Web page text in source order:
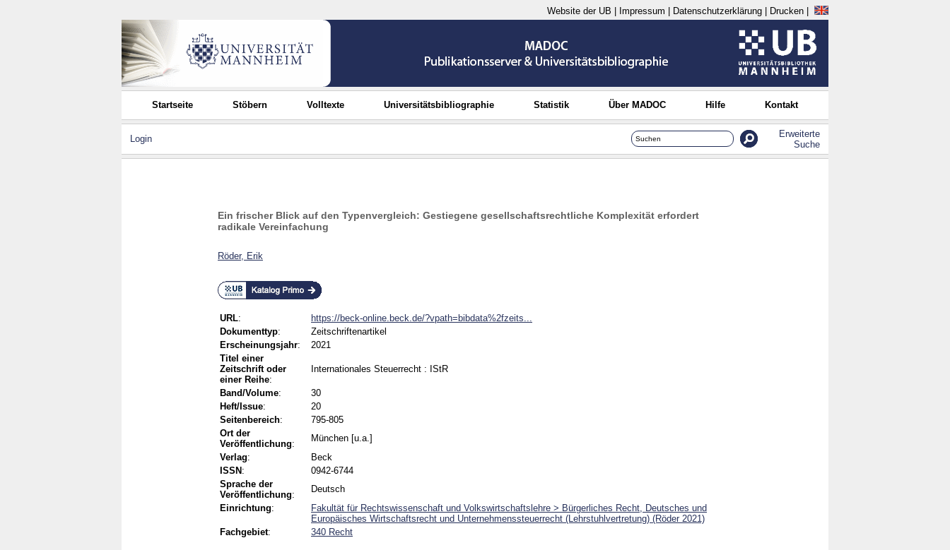
Website der UB Impressum Datenschutzerklärung Drucken
Startseite Stöbern Volltexte Universitätsbibliographie Statistik Über MADOC Hilfe Kontakt
Login
Erweiterte
Suche
Ein frischer Blick auf den Typenvergleich: Gestiegene gesellschaftsrechtliche Komplexität erfordert
radikale Vereinfachung
Röder, Erik
URL:
https://beck-online.beck.de/?vpath=bibdata%2fzeits...
Dokumenttyp:
Zeitschriftenartikel
Erscheinungsjahr:
2021
Titel einer
Zeitschrift oder
einer Reihe:
Internationales Steuerrecht : IStR
Band/Volume:
30
Heft/Issue:
20
Seitenbereich:
795-805
Ort der
Veröffentlichung:
München [u.a.]
Verlag:
Beck
ISSN :
0942-6744
Sprache der
Veröffentlichung:
Deutsch
Einrichtung:
Fakultät für Rechtswissenschaft und Volkswirtschaftslehre > Bürgerliches Recht, Deutsches und
Europäisches Wirtschaftsrecht und Unternehmenssteuerrecht (Lehrstuhlvertretung) (Röder 2021)
Fachgebiet: 340 Recht